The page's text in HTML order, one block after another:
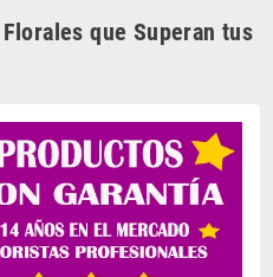
que Superan tus